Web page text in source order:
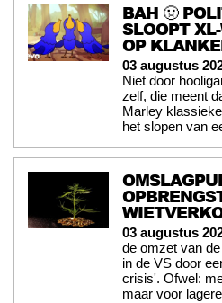
BAH 🤢
SLOOPT
OP
03 augustus
Niet door
zelf, die meent
Marley
het slopen van
03 augustus
de omzet van
in de VS door
crisis'. Ofwel:
maar voor